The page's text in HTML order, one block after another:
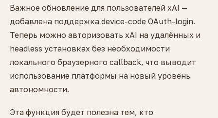
Важное обновление для пользователей xAI —
добавлена поддержка device-code OAuth-login.
Теперь можно авторизовать xAI на удалённых и
headless установках без необходимости
локального браузерного callback, что выводит
использование платформы на новый уровень
автономности.
Эта функция будет полезна тем, кто